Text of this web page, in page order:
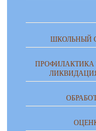
ШКОЛЬНЫЙ
ПРОФИЛАКТИКА